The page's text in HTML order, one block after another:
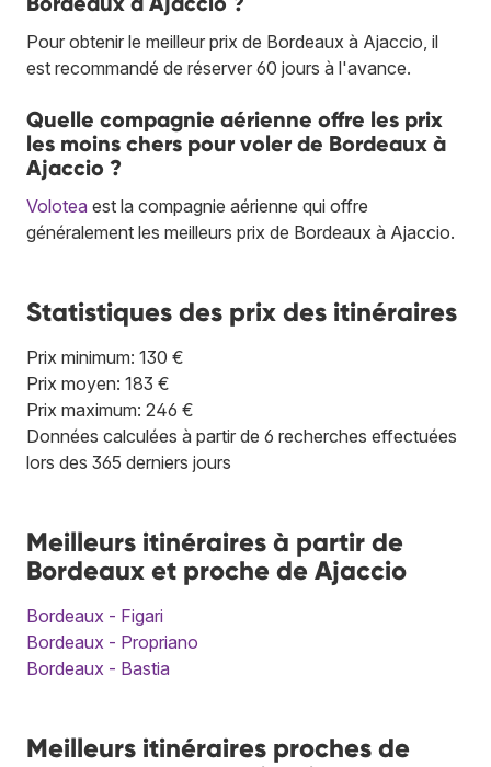
Pour obtenir le meilleur prix de Bordeaux à Ajaccio, il
est recommandé de réserver 60 jours à l'avance.
Quelle compagnie aérienne offre les prix
les moins chers pour voler de Bordeaux à
Ajaccio ?
Volotea est la compagnie aérienne qui offre
généralement les meilleurs prix de Bordeaux à Ajaccio.
Statistiques des prix des itinéraires
Prix minimum: 130 €
Prix moyen: 183 €
Prix maximum: 246 €
Données calculées à partir de 6 recherches effectuées
lors des 365 derniers jours
Meilleurs itinéraires à partir de
Bordeaux et proche de Ajaccio
Bordeaux - Figari
Bordeaux - Propriano
Bordeaux - Bastia
Meilleurs itinéraires proches de